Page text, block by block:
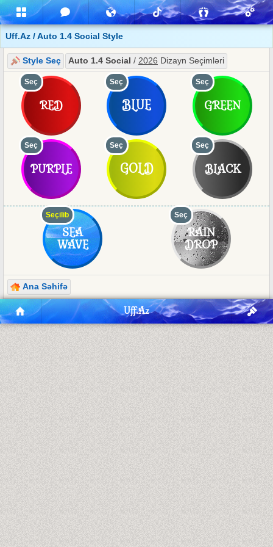
Uff.Az / Auto 1.4 Social Style
Style Seç Auto 1.4 Social / 2026 Dizayn Seçimləri
Seç
RED
Seç
BLUE
Seç
GREEN
Seç
PURPLE
Seç
GOLD
Seç
BLACK
Seçilib
SEA
WAVE
Seç
RAIN
DROP
Ana Səhifə
Uff.Az